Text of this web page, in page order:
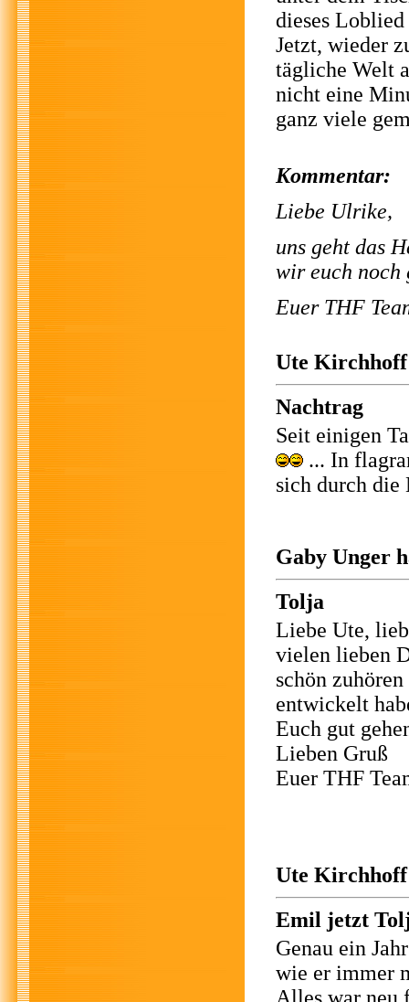
dieses
Jetzt, wieder
tägliche Welt
nicht eine
ganz viele
Kommentar:
Liebe Ulrike,
uns geht das
wir euch noch
Euer THF
Ute Kirchhoff
Nachtrag
Seit einigen
... In
sich durch die
Gaby Unger
Tolja
Liebe Ute,
vielen lieben
schön
entwickelt
Euch gut
Lieben Gruß
Euer THF
Ute Kirchhoff
Emil jetzt
Genau ein
wie er immer